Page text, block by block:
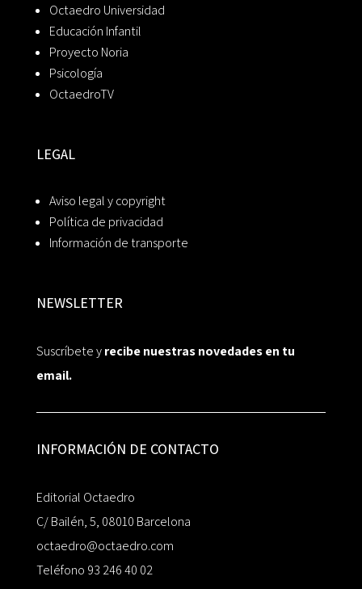
Octaedro Universidad
Educación Infantil
Proyecto Noria
Psicología
OctaedroTV
LEGAL
Aviso legal y copyright
Política de privacidad
Información de transporte
NEWSLETTER
Suscríbete yrecibe nuestras novedades en tu
email.
INFORMACIÓN DE CONTACTO
Editorial Octaedro
C/ Bailén, 5, 08010 Barcelona
octaedro@octaedro.com
Teléfono 93 246 40 02